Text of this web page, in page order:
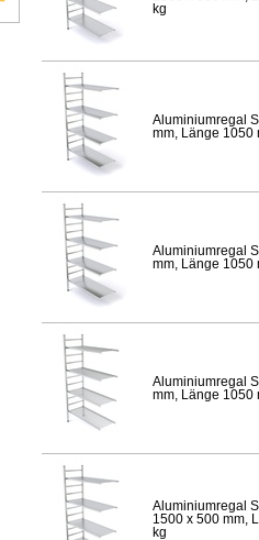
kg
Aluminiumregal
mm, Länge 1050
Aluminiumregal
mm, Länge 1050
Aluminiumregal
mm, Länge 1050
Aluminiumregal
1500 x 500 mm,
kg